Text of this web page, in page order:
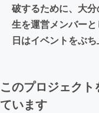
破するために、大
生を運営メンバー
日はイベントをぶち
このプロジェク
ています